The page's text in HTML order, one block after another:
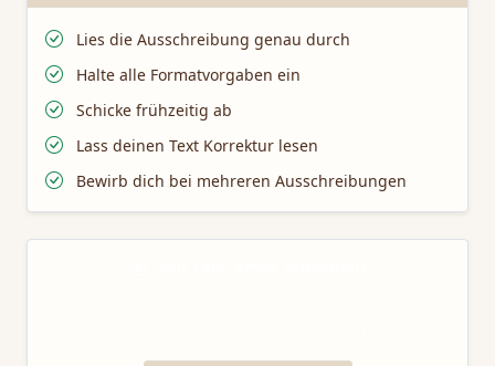
Lies die Ausschreibung genau durch
Halte alle Formatvorgaben ein
Schicke frühzeitig ab
Lass deinen Text Korrektur lesen
Bewirb dich bei mehreren Ausschreibungen